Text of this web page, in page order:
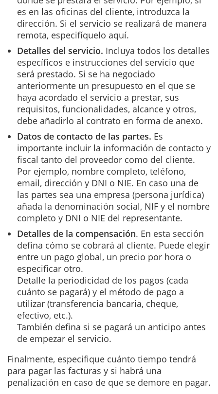
es en las oficinas del cliente, introduzca la
dirección. Si el servicio se realizará de manera
remota, especifíquelo aquí.
Detalles del servicio. Incluya todos los detalles
específicos e instrucciones del servicio que
será prestado. Si se ha negociado
anteriormente un presupuesto en el que se
haya acordado el servicio a prestar, sus
requisitos, funcionalidades, alcance y otros,
debe añadirlo al contrato en forma de anexo.
Datos de contacto de las partes. Es
importante incluir la información de contacto y
fiscal tanto del proveedor como del cliente.
Por ejemplo, nombre completo, teléfono,
email, dirección y DNI o NIE. En caso una de
las partes sea una empresa (persona jurídica)
añada la denominación social, NIF y el nombre
completo y DNI o NIE del representante.
Detalles de la compensación. En esta sección
defina cómo se cobrará al cliente. Puede elegir
entre un pago global, un precio por hora o
especificar otro.
Detalle la periodicidad de los pagos (cada
cuánto se pagará) y el método de pago a
utilizar (transferencia bancaria, cheque,
efectivo, etc.).
También defina si se pagará un anticipo antes
de empezar el servicio.
Finalmente, especifique cuánto tiempo tendrá
para pagar las facturas y si habrá una
penalización en caso de que se demore en pagar.